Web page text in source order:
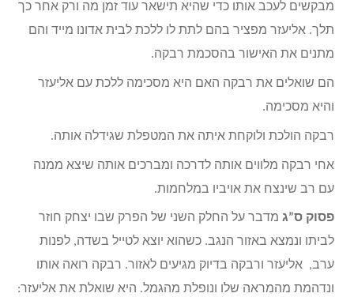
מבקשים לעכב אותו כדי שהיא תישאר עוד זמן מה ורק אחר כך
תלך. אליעזר מפציר בהם לתת לו ללכת לבית אדונו מייד והם
מתנים את האישור בהסכמת רבקה.
הם שואלים את רבקה האם היא מסכימה ללכת עם אליעזר
והיא מסכימה.
רבקה הולכת ולוקחת איתה את המטפלת שגידלה אותה.
אחי רבקה מלווים אותה לדרכה ומברכים אותה שיצא ממנה
עם רב שינצח את אויביו במלחמות.
פסוק ס”ג מדבר על החלק השני של הפרק שבו יצחק חוזר
לביתו ונמצא באזור הנגב. כשהוא יוצא לטייל בשדה, לפנות
ערב, אליעזר ורבקה בדיוק מגיעים לאזור. רבקה רואה אותו
ונדהמת מהמראה שלו ונופלת מהגמל. היא שואלת את אליעזר: